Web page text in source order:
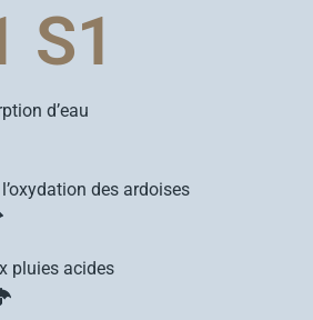
S1
d’eau
des ardoises
pluies acides